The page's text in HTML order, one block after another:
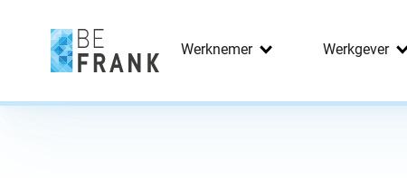
Werknemer Werkgever